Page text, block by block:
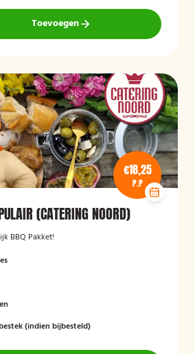
Toevoegen
€18,25
P.P
(CATERING NOORD)
BBQ Pakket!
(indien bijbesteld)